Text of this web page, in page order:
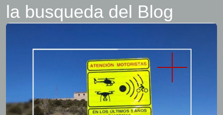
la busqueda del Blog